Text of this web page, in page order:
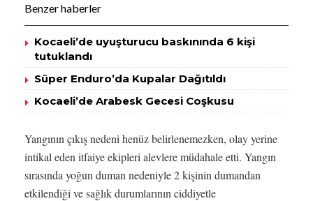
Benzer haberler
Kocaeli’de uyuşturucu baskınında 6 kişi
tutuklandı
Süper Enduro’da Kupalar Dağıtıldı
Kocaeli’de Arabesk Gecesi Coşkusu
Yangının çıkış nedeni henüz belirlenemezken, olay yerine
intikal eden itfaiye ekipleri alevlere müdahale etti. Yangın
sırasında yoğun duman nedeniyle 2 kişinin dumandan
etkilendiği ve sağlık durumlarının ciddiyetle